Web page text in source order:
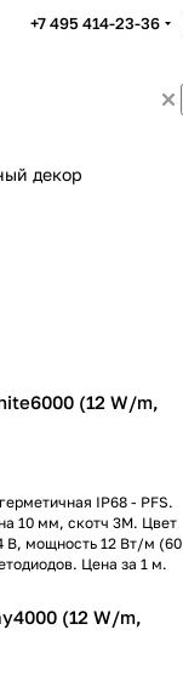
+7 495 414-23-36
декор
(12 W/m,
IP68 - PFS.
10 мм, скотч 3M. Цвет
В, мощность 12 Вт/м (60
Цена за 1 м.
(12 W/m,